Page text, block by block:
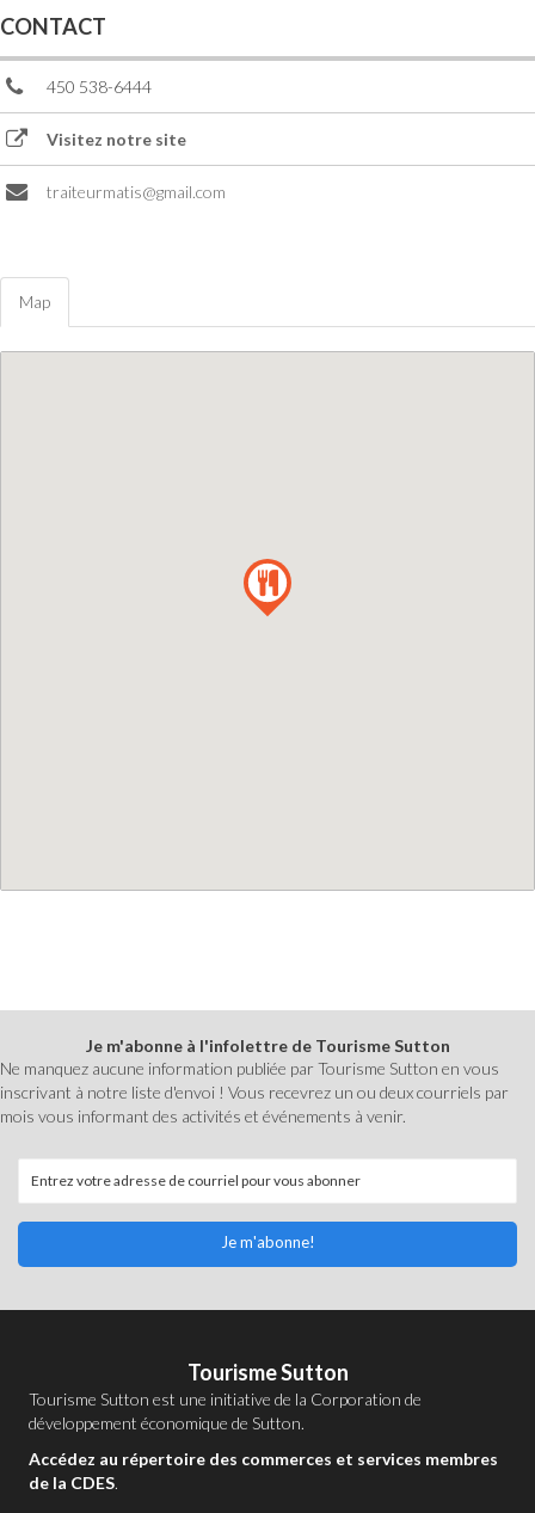
CONTACT
450 538-6444
Visitez notre site
traiteurmatis@gmail.com
Map
Je m'abonne à l'infolettre de Tourisme Sutton
Ne manquez aucune information publiée par Tourisme Sutton en vous
inscrivant à notre liste d'envoi ! Vous recevrez un ou deux courriels par
mois vous informant des activités et événements à venir.
Je m'abonne!
Tourisme Sutton
Tourisme Sutton est une initiative de la Corporation de
développement économique de Sutton.
Accédez au répertoire des commerces et services membres
de la CDES.